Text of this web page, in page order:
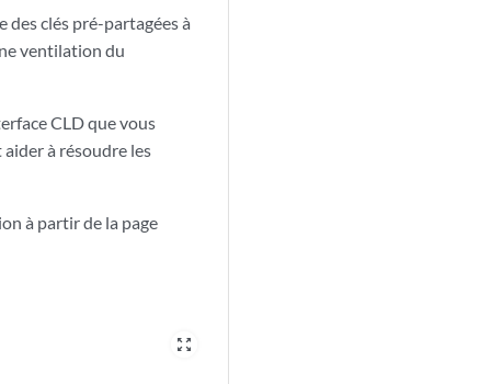
des clés pré-partagées à
ventilation du
CLD que vous
à résoudre les
à partir de la page
zoom_out_map